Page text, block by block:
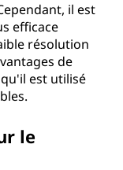
il est
efficace
résolution
de
est utilisé
le